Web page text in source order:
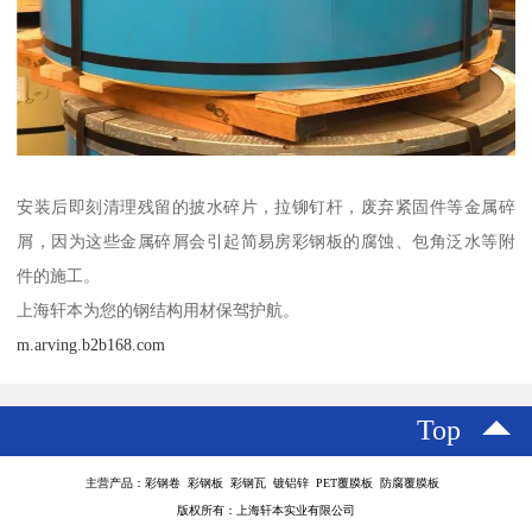
安装后即刻清理残留的披水碎片，拉铆钉杆，废弃紧固件等金属碎
屑，因为这些金属碎屑会引起简易房彩钢板的腐蚀、包角泛水等附
件的施工。
上海轩本为您的钢结构用材保驾护航。
m.arving.b2b168.com
Top
主营产品：彩钢卷 彩钢板 彩钢瓦 镀铝锌 PET覆膜板 防腐覆膜板
版权所有：上海轩本实业有限公司